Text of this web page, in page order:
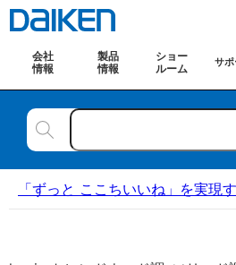
会社
情報
製品
情報
ショー
ルーム
サポ
「ずっと ここちいいね」を実現